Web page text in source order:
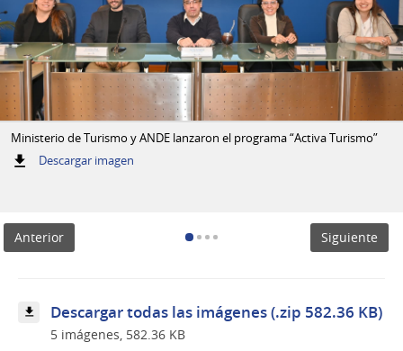
Ministerio de Turismo y ANDE lanzaron el programa “Activa Turismo”
Descargar imagen:
“Activa
Turismo”
Anterior Siguiente
Descargar todas las imágenes (.zip 582.36 KB)
5 imágenes, 582.36 KB